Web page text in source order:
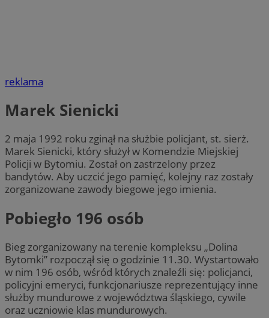
reklama
Marek Sienicki
2 maja 1992 roku zginął na służbie policjant, st. sierż.
Marek Sienicki, który służył w Komendzie Miejskiej
Policji w Bytomiu. Został on zastrzelony przez
bandytów. Aby uczcić jego pamięć, kolejny raz zostały
zorganizowane zawody biegowe jego imienia.
Pobiegło 196 osób
Bieg zorganizowany na terenie kompleksu „Dolina
Bytomki” rozpoczął się o godzinie 11.30. Wystartowało
w nim 196 osób, wśród których znaleźli się: policjanci,
policyjni emeryci, funkcjonariusze reprezentujący inne
służby mundurowe z województwa śląskiego, cywile
oraz uczniowie klas mundurowych.